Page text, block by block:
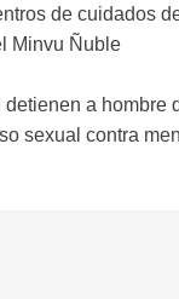
de cuidados
Minvu Ñuble
detienen a hombre
sexual contra